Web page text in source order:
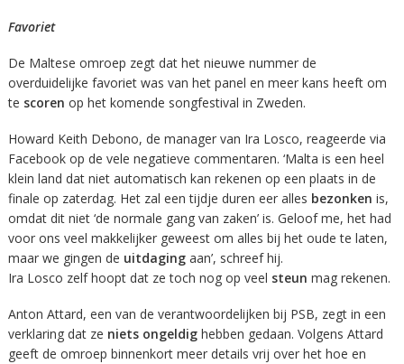
Favoriet
De Maltese omroep zegt dat het nieuwe nummer de
overduidelijke favoriet was van het panel en meer kans heeft om
te scoren op het komende songfestival in Zweden.
Howard Keith Debono, de manager van Ira Losco, reageerde via
Facebook op de vele negatieve commentaren. ‘Malta is een heel
klein land dat niet automatisch kan rekenen op een plaats in de
finale op zaterdag. Het zal een tijdje duren eer alles bezonken is,
omdat dit niet ‘de normale gang van zaken’ is. Geloof me, het had
voor ons veel makkelijker geweest om alles bij het oude te laten,
maar we gingen de uitdagingaan’, schreef hij.
Ira Losco zelf hoopt dat ze toch nog op veel steun mag rekenen.
Anton Attard, een van de verantwoordelijken bij PSB, zegt in een
verklaring dat ze niets ongeldighebben gedaan. Volgens Attard
geeft de omroep binnenkort meer details vrij over het hoe en